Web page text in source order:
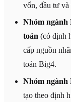
vốn, đầu tư và
Nhóm ngành
toán (có định
cấp nguồn
toán Big4.
Nhóm ngành
tạo theo định